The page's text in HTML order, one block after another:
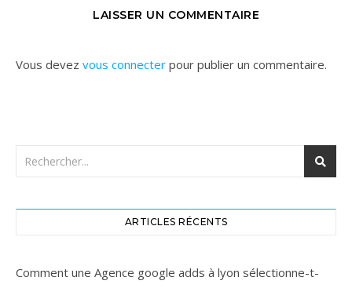
LAISSER UN COMMENTAIRE
Vous devez vous connecter pour publier un commentaire.
ARTICLES RÉCENTS
Comment une Agence google adds à lyon sélectionne-t-